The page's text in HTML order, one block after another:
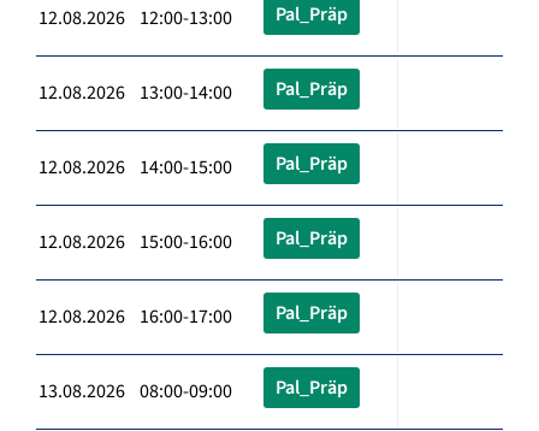
12.08.2026 12:00-13:00 Pal_Präp
12.08.2026 13:00-14:00 Pal_Präp
12.08.2026 14:00-15:00 Pal_Präp
12.08.2026 15:00-16:00 Pal_Präp
12.08.2026 16:00-17:00 Pal_Präp
13.08.2026 08:00-09:00 Pal_Präp